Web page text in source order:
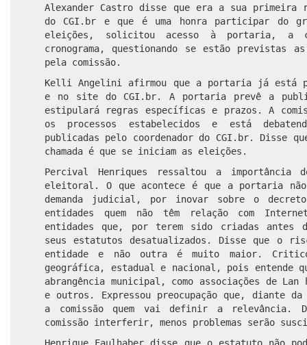
Alexander Castro disse que era a sua primeira
do CGI.br e que é uma honra participar do
eleições, solicitou acesso à portaria, a
cronograma, questionando se estão previstas
pela comissão.
Kelli Angelini afirmou que a portaria já está
e no site do CGI.br. A portaria prevê a
estipulará regras específicas e prazos. A
os processos estabelecidos e está
publicadas pelo coordenador do CGI.br. Disse
chamada é que se iniciam as eleições.
Percival Henriques ressaltou a importância
eleitoral. O que acontece é que a portaria
demanda judicial, por inovar sobre o
entidades quem não têm relação com
entidades que, por terem sido criadas antes
seus estatutos desatualizados. Disse que o
entidade e não outra é muito maior.
geográfica, estadual e nacional, pois entende
abrangência municipal, como associações de Lan
e outros. Expressou preocupação que, diante
a comissão quem vai definir a relevância.
comissão interferir, menos problemas serão
Henrique Faulhaber disse que o estatuto não